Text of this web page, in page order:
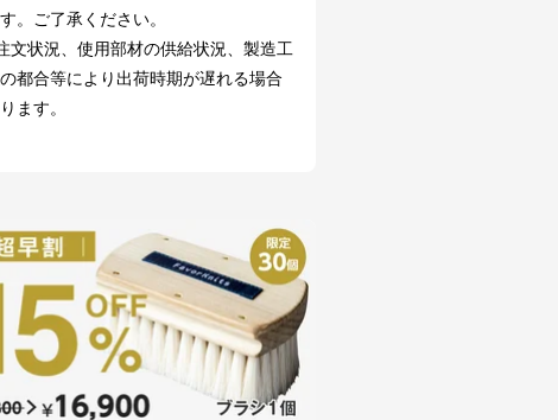
。ご了承ください。
文状況、使用部材の供給状況、製造工
都合等により出荷時期が遅れる場合
ます。